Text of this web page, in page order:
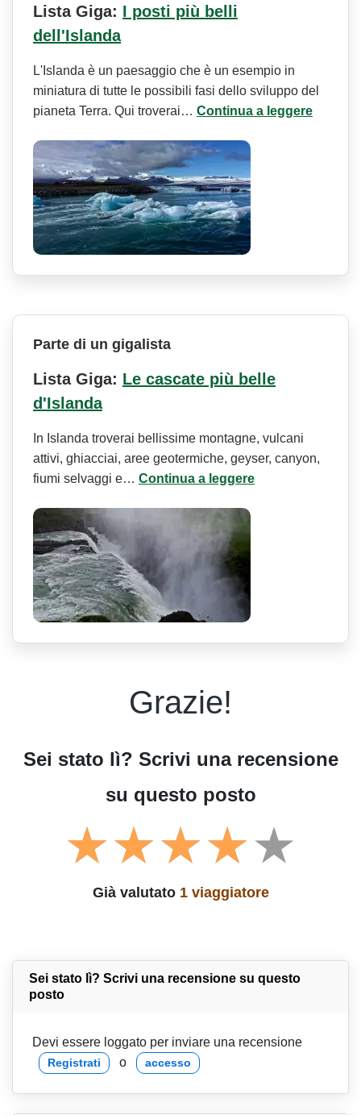
Lista Giga: I posti più belli
dell'Islanda
L'Islanda è un paesaggio che è un esempio in
miniatura di tutte le possibili fasi dello sviluppo del
pianeta Terra. Qui troverai… Continua a leggere
Parte di un gigalista
Lista Giga: Le cascate più belle
d'Islanda
In Islanda troverai bellissime montagne, vulcani
attivi, ghiacciai, aree geotermiche, geyser, canyon,
fiumi selvaggi e… Continua a leggere
Grazie!
Sei stato lì? Scrivi una recensione
su questo posto
Già valutato 1 viaggiatore
Sei stato lì? Scrivi una recensione su questo
posto
Devi essere loggato per inviare una recensione
Registrati o accesso